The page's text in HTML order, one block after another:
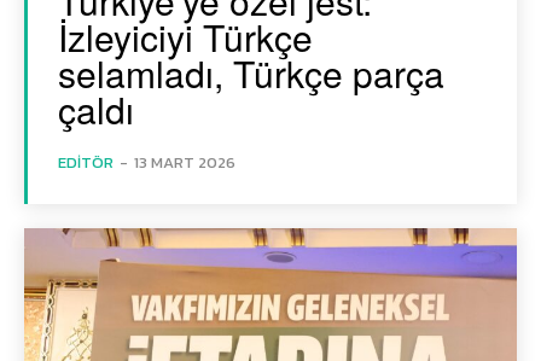
İzleyiciyi Türkçe
selamladı, Türkçe parça
çaldı
EDITÖR - 13 MART 2026